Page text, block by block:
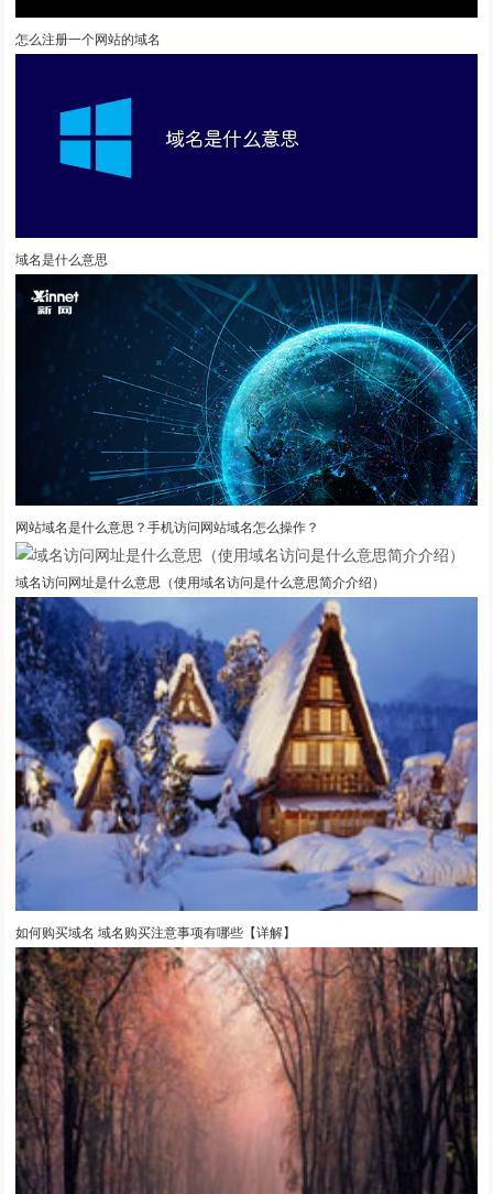
怎么注册一个网站的域名
域名是什么意思
网站域名是什么意思？手机访问网站域名怎么操作？
域名访问网址是什么意思（使用域名访问是什么意思简介介绍）
如何购买域名 域名购买注意事项有哪些【详解】